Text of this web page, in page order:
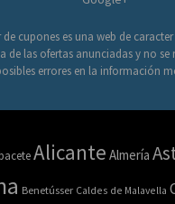
de cupones es una web de
de las ofertas anunciadas y no se
errores en la información
Alicante Almería
Benetússer Caldes de Malavella